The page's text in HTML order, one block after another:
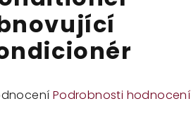
Podrobnosti hodnocení